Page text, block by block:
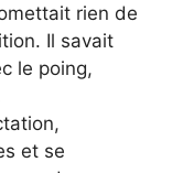
rien de
Il savait
le poing,
et se